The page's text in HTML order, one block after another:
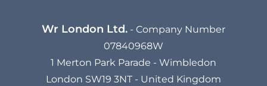
Wr London Ltd. - Company Number
07840968W
1 Merton Park Parade - Wimbledon
London SW19 3NT - United Kingdom